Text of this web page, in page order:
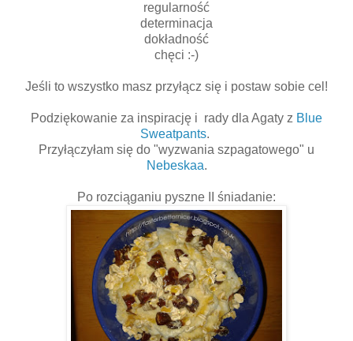
regularność
determinacja
dokładność
chęci :-)
Jeśli to wszystko masz przyłącz się i postaw sobie cel!
Podziękowanie za inspirację i rady dla Agaty z Blue
Sweatpants.
Przyłączyłam się do "wyzwania szpagatowego" u
Nebeskaa.
Po rozciąganiu pyszne II śniadanie: